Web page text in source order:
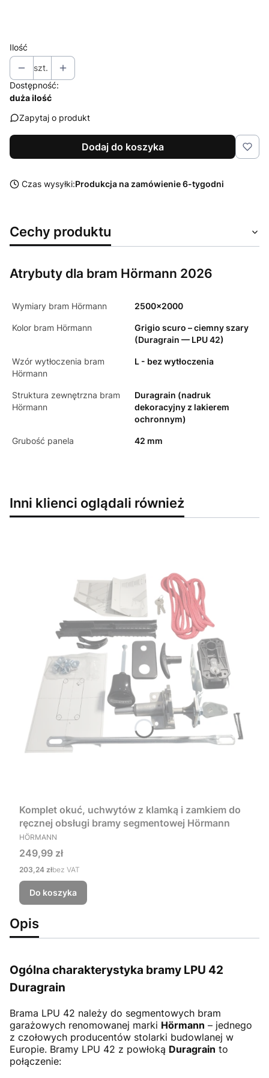
Ilość
szt.
Dostępność:
duża ilość
Zapytaj o produkt
Dodaj do koszyka
Czas wysyłki:Produkcja na zamówienie 6-tygodni
Cechy produktu
Atrybuty dla bram Hörmann 2026
Wymiary bram Hörmann 2500x2000
Kolor bram Hörmann
Grigio scuro – ciemny szary
(Duragrain — LPU 42)
Wzór wytłoczenia bram
Hörmann
L - bez wytłoczenia
Struktura zewnętrzna bram
Hörmann
Duragrain (nadruk
dekoracyjny z lakierem
ochronnym)
Grubość panela 42 mm
Inni klienci oglądali również
Komplet okuć, uchwytów z klamką i zamkiem do
ręcznej obsługi bramy segmentowej Hörmann
PRODUCENT
HÖRMANN
Cena
249,99 zł
Cena
203,24 złbez VAT
Do koszyka
Opis
Ogólna charakterystyka bramy LPU 42
Duragrain
Brama LPU 42 należy do segmentowych bram
garażowych renomowanej marki Hörmann – jednego
z czołowych producentów stolarki budowlanej w
Europie. Bramy LPU 42 z powłoką Duragrain to
połączenie: